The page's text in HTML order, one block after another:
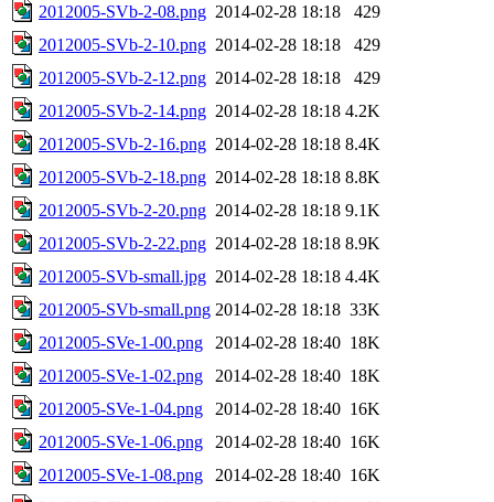
2012005-SVb-2-08.png 2014-02-28 18:18
429
2012005-SVb-2-10.png 2014-02-28 18:18
429
2012005-SVb-2-12.png 2014-02-28 18:18
429
2012005-SVb-2-14.png 2014-02-28 18:18 4.2K
2012005-SVb-2-16.png 2014-02-28 18:18 8.4K
2012005-SVb-2-18.png 2014-02-28 18:18 8.8K
2012005-SVb-2-20.png 2014-02-28 18:18 9.1K
2012005-SVb-2-22.png 2014-02-28 18:18 8.9K
2012005-SVb-small.jpg 2014-02-28 18:18 4.4K
2012005-SVb-small.png 2014-02-28 18:18 33K
2012005-SVe-1-00.png
2014-02-28 18:40 18K
2012005-SVe-1-02.png
2014-02-28 18:40 18K
2012005-SVe-1-04.png
2014-02-28 18:40 16K
2012005-SVe-1-06.png
2014-02-28 18:40 16K
2012005-SVe-1-08.png
2014-02-28 18:40 16K